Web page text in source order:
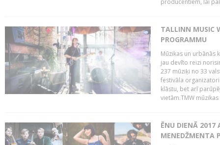
producentiem, lai
TALLINN MUSIC
PROGRAMMU
Mūzikas un urbānās
jau devīto reizi
237 mūziķi no 33
festivāla
klāstu, bet arī
vietām.TMW
ĒNU DIENĀ 2017
MENEDŽMENTA